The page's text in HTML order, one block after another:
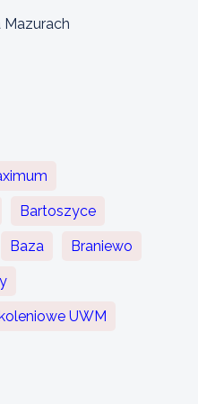
Bartoszyce
Baza Braniewo
UWM